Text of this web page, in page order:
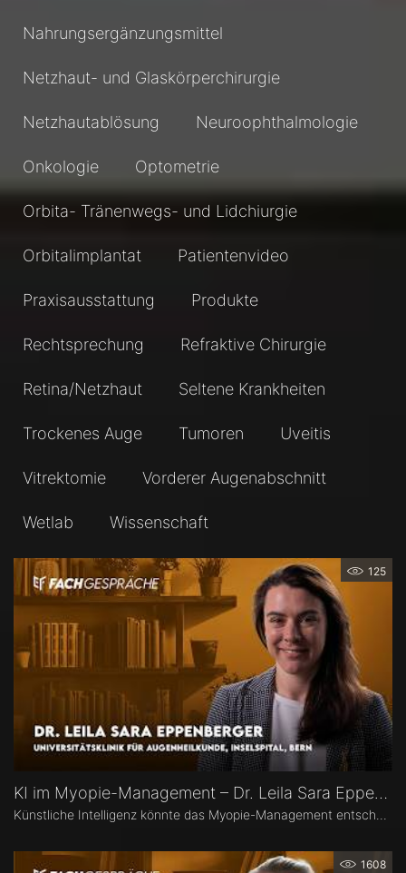
Nahrungsergänzungsmittel
Netzhaut- und Glaskörperchirurgie
Netzhautablösung Neuroophthalmologie
Onkologie Optometrie
Orbita- Tränenwegs- und Lidchiurgie
Orbitalimplantat Patientenvideo
Praxisausstattung Produkte
Rechtsprechung Refraktive Chirurgie
Retina/Netzhaut Seltene Krankheiten
Trockenes Auge Tumoren Uveitis
Vitrektomie Vorderer Augenabschnitt
Wetlab Wissenschaft
125
KI im Myopie-Management – Dr. Leila Sara Eppenberger
1608